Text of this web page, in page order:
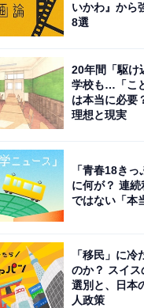
いかわ』から
8選
20年間「駆け
学校も…「こ
は本当に必要
理想と現実
「青春18き
に何が？ 連
ではない「本
「移民」に
のか？ スイ
選別と、日本
人政策